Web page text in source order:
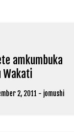
amkumbuka
Wakati
2, 2011 - jomushi